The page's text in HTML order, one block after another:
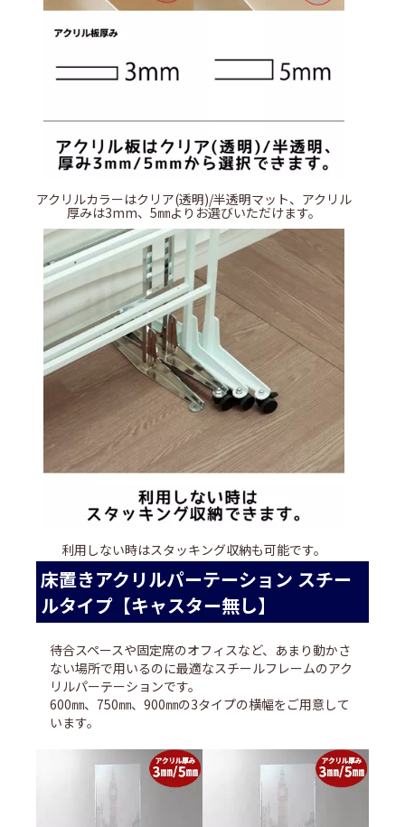
アクリルカラーはクリア(透明)/半透明マット、アクリル
厚みは3mm、5㎜よりお選びいただけます。
利用しない時はスタッキング収納も可能です。
床置きアクリルパーテーション スチー
ルタイプ【キャスター無し】
待合スペースや固定席のオフィスなど、あまり動かさ
ない場所で用いるのに最適なスチールフレームのアク
リルパーテーションです。
600㎜、750㎜、900㎜の3タイプの横幅をご用意して
います。